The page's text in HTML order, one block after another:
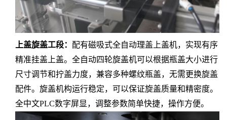
上盖旋盖工段： 配有磁吸式全自动理盖上盖机，实现有序
精准挂盖上盖。全自动四轮旋盖机可以根据瓶盖大小进行
尺寸调节和拧盖力度，兼容多种螺纹瓶盖，无需更换旋盖
配件。旋盖机构运行稳定，可以保证旋盖质量和精密度。
全中文PLC数字屏显，调整参数简单快捷，操作方便。